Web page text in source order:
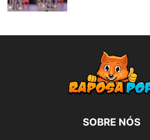
SOBRE NÓS